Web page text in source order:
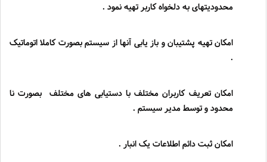
محدودیتهای به دلخواه کاربر تهیه نمود .
امکان تهیه پشتیبان و باز یابی آنها از سیستم بصورت کاملا اتوماتیک
.
امکان تعریف کاربران مختلف با دستیابی های مختلف بصورت نا
محدود و توسط مدیر سیستم .
امکان ثبت دائم اطلاعات یک انبار .